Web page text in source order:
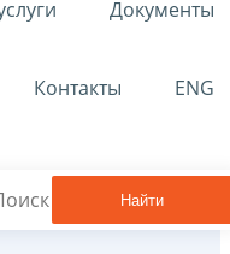
Документы
Контакты ENG
Найти